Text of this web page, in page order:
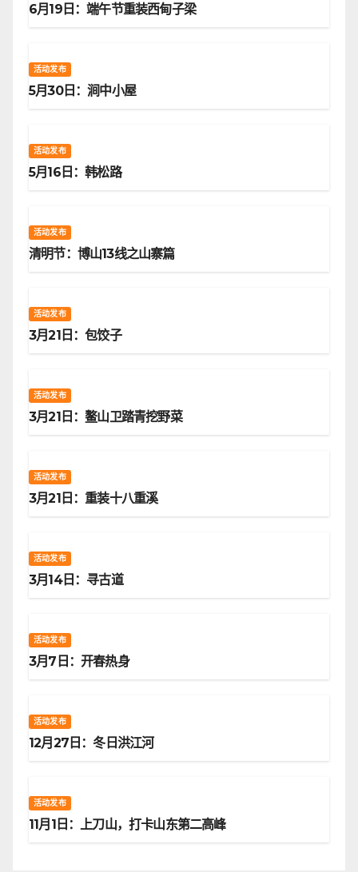
6月19日：端午节重装西甸子梁
活动发布
5月30日：涧中小屋
活动发布
5月16日：韩松路
活动发布
清明节：博山13线之山寨篇
活动发布
3月21日：包饺子
活动发布
3月21日：鳌山卫踏青挖野菜
活动发布
3月21日：重装十八重溪
活动发布
3月14日：寻古道
活动发布
3月7日：开春热身
活动发布
12月27日：冬日洪江河
活动发布
11月1日：上刀山，打卡山东第二高峰